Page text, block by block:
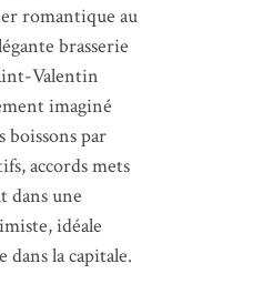
romantique au
brasserie
Valentin
imaginé
boissons par
accords mets
dans une
idéale
la capitale.